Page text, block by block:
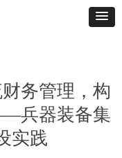
务管理，构
兵器装备集
实践